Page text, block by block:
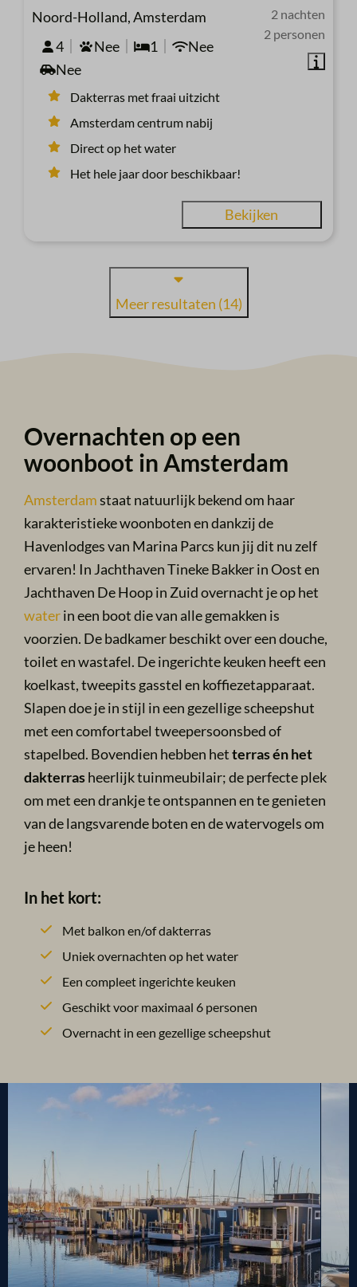
2 nachten
2 personen
Noord-Holland, Amsterdam
4
Nee 1
Nee
Nee
Dakterras met fraai uitzicht
Amsterdam centrum nabij
Direct op het water
Het hele jaar door beschikbaar!
Bekijken
Meer resultaten (14)
Overnachten op een
woonboot in Amsterdam
Amsterdamstaat natuurlijk bekend om haar
karakteristieke woonboten en dankzij de
Havenlodges van Marina Parcs kun jij dit nu zelf
ervaren! InJachthaven Tineke Bakker in Oost en
Jachthaven De Hoop in Zuidovernacht je op het
waterin een boot die van alle gemakken is
voorzien. De badkamer beschikt over een douche,
toilet en wastafel. De ingerichte keuken heeft een
koelkast, tweepits gasstel en koffiezetapparaat.
Slapen doe je in stijl in een gezellige scheepshut
met een comfortabel tweepersoonsbed of
stapelbed. Bovendien hebben hetterras én het
dakterrasheerlijk tuinmeubilair; de perfecte plek
om met een drankje te ontspannen en te genieten
van de langsvarende boten en de watervogels om
je heen!
In het kort:
Met balkon en/of dakterras
Uniek overnachten op het water
Een compleet ingerichte keuken
Geschikt voor maximaal 6 personen
Overnacht in een gezellige scheepshut